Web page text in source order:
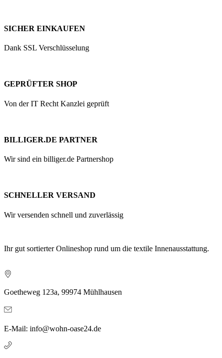
SICHER EINKAUFEN
Dank SSL Verschlüsselung
GEPRÜFTER SHOP
Von der IT Recht Kanzlei geprüft
BILLIGER.DE PARTNER
Wir sind ein billiger.de Partnershop
SCHNELLER VERSAND
Wir versenden schnell und zuverlässig
Ihr gut sortierter Onlineshop rund um die textile Innenausstattung.
Goetheweg 123a, 99974 Mühlhausen
E-Mail: info@wohn-oase24.de